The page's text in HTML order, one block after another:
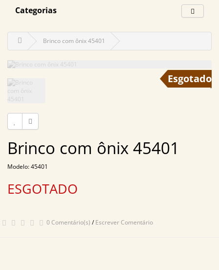
Categorias
Brinco com ônix 45401
Brinco com ônix 45401
Modelo: 45401
ESGOTADO
0 Comentário(s) /Escrever Comentário